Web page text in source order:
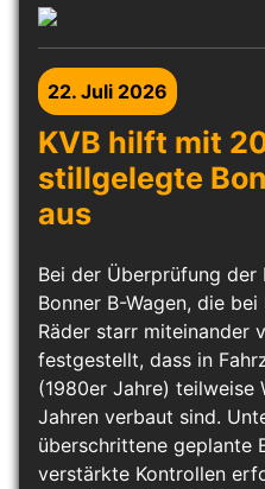
22. Juli 2026
KVB hilft mit
stillgelegte
aus
Bei der Überprüfung der
Bonner B-Wagen, die
Räder starr miteinander
festgestellt, dass in
(1980er Jahre) teilweise
Jahren verbaut sind.
überschrittene geplante
verstärkte Kontrollen